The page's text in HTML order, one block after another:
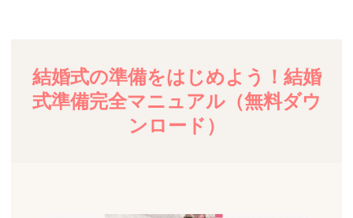
結婚式の準備をはじめよう！結婚
式準備完全マニュアル（無料ダウ
ンロード）